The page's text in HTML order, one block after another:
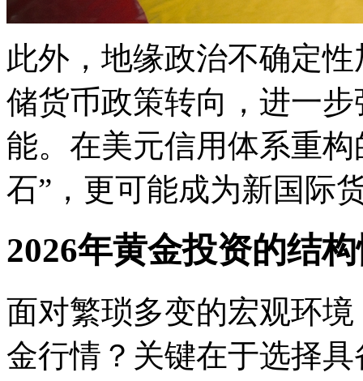
此外，地缘政治不确定
储货币政策转向，进一
能。在美元信用体系重
石”，更可能成为新国际
2026年黄金投资的结
面对繁琐多变的宏观环
金行情？关键在于选择